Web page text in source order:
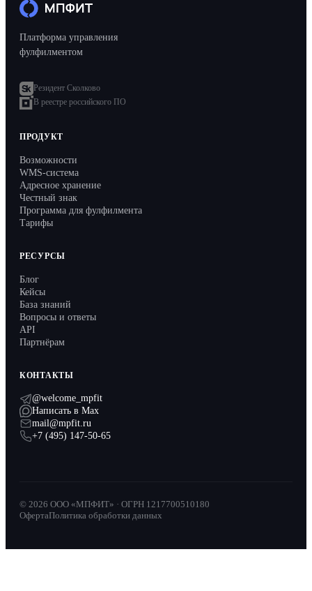
Платформа управления
фулфилментом
Резидент Сколково
В реестре российского ПО
ПРОДУКТ
Возможности
WMS-система
Адресное хранение
Честный знак
Программа для фулфилмента
Тарифы
РЕСУРСЫ
Блог
Кейсы
База знаний
Вопросы и ответы
API
Партнёрам
КОНТАКТЫ
@welcome_mpfit
Написать в Max
mail@mpfit.ru
+7 (495) 147-50-65
© 2026 ООО «МПФИТ» · ОГРН 1217700510180
ОфертаПолитика обработки данных